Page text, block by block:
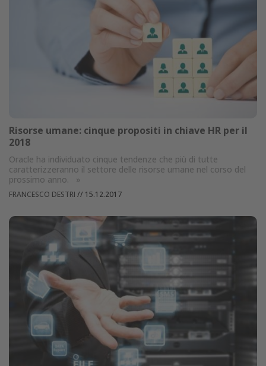
Risorse umane: cinque propositi in chiave HR per il
2018
Oracle ha individuato cinque tendenze che più di tutte
caratterizzeranno il settore delle risorse umane nel corso del
prossimo anno.
»
FRANCESCO DESTRI // 15.12.2017